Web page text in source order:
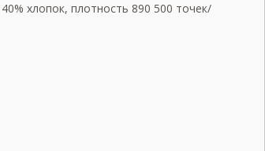
хлопок, плотность 890 500 точек/